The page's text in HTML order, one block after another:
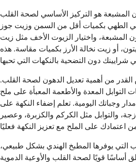
المشبعة هو التركيز الأساسي لصحة القلب
الطهي بكميات أقل من السمن وزيت جوز
المشبعة، واختيار الزيوت الأخف مثل زيت
أو زيت نخالة الأرز بكميات مقاسة. هذه
من أهمية تعديل الدهون لصحة القلب.
التوابل المعدة والأطعمة المعبأة على ملح
وجباتك اليومية. تعلم إضفاء النكهة على
والتوابل مثل الكركم والكزبرة، وعصير
التي يوفرها المطبخ الهندي بشكل طبيعي،